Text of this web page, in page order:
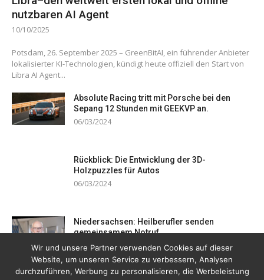
nutzbaren AI Agent
10/10/2025
Potsdam, 26. September 2025 – GreenBitAI, ein führender Anbieter
lokalisierter KI-Technologien, kündigt heute offiziell den Start von
Libra AI Agent...
Absolute Racing tritt mit Porsche bei den
Sepang 12 Stunden mit GEEKVP an.
06/03/2024
Rückblick: Die Entwicklung der 3D-
Holzpuzzles für Autos
06/03/2024
Niedersachsen: Heilberufler senden
gemeinsamem Notruf
19/12/2023
Wir und unsere Partner verwenden Cookies auf dieser
Website, um unseren Service zu verbessern, Analysen
durchzuführen, Werbung zu personalisieren, die Werbeleistung